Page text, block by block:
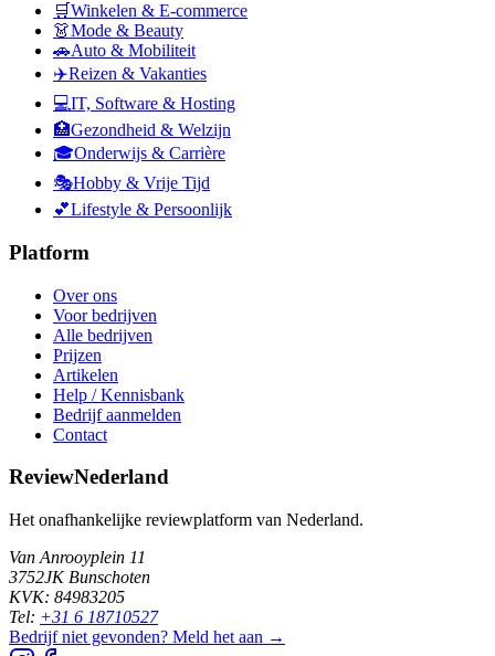
🛒Winkelen & E-commerce
👗Mode & Beauty
🚗Auto & Mobiliteit
✈️Reizen & Vakanties
💻IT, Software & Hosting
🏥Gezondheid & Welzijn
🎓Onderwijs & Carrière
🎭Hobby & Vrije Tijd
💕Lifestyle & Persoonlijk
Platform
Over ons
Voor bedrijven
Alle bedrijven
Prijzen
Artikelen
Help / Kennisbank
Bedrijf aanmelden
Contact
ReviewNederland
Het onafhankelijke reviewplatform van Nederland.
Van Anrooyplein 11
3752JK Bunschoten
KVK: 84983205
Tel: +31 6 18710527
Bedrijf niet gevonden? Meld het aan →